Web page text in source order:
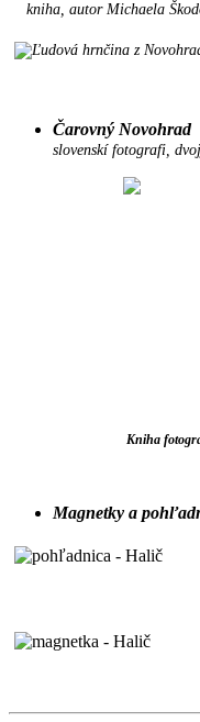
kniha, autor Michaela
Čarovný Novohrad
slovenskí fotografi,
Kniha
Magnetky a